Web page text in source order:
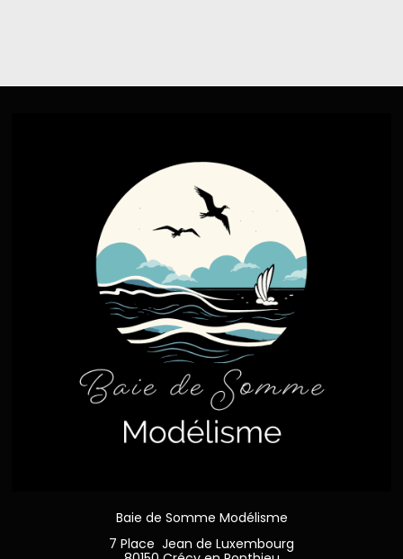
Baie de Somme Modélisme
7 Place Jean de Luxembourg